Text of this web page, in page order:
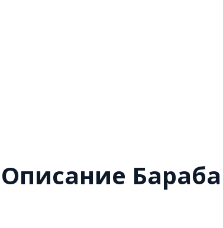
Описание